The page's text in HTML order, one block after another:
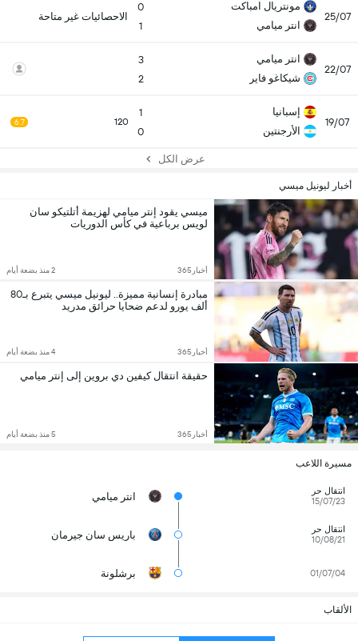
25/07
مونتريال امباكت
انتر ميامي
0
1
الاحصائيات غير متاحة
22/07
انتر ميامي
شيكاغو فاير
3
2
19/07
إسبانيا
الأرجنتين
1
0
120
6.7
عرض الكل
أخبار ليونيل ميسي
ميسي يقود إنتر ميامي لهزيمة أتلتيكو سان
لويس برباعية في كأس الدوريات
أخبار365 2 منذ بضعة أيام
مبادرة إنسانية مميزة.. ليونيل ميسي يتبرع بـ80
ألف يورو لدعم ضحايا حرائق مدريد
أخبار365 4 منذ بضعة أيام
حقيقة انتقال كيفين دي بروين إلى إنتر ميامي
أخبار365 5 منذ بضعة أيام
مسيرة اللاعب
انتقال حر
15/07/23
انتر ميامي
انتقال حر
10/08/21
باريس سان جيرمان
01/07/04 برشلونة
الألقاب